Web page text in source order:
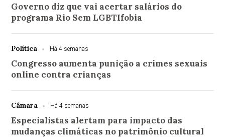
Governo diz que vai acertar salários do
programa Rio Sem LGBTIfobia
Política Há 4 semanas
Congresso aumenta punição a crimes sexuais
online contra crianças
Câmara Há 4 semanas
Especialistas alertam para impacto das
mudanças climáticas no patrimônio cultural